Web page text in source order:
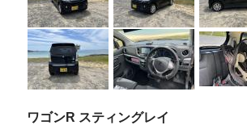
ワゴンR スティングレイ